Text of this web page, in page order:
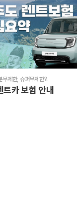
무제한, 슈퍼무제한?!
트카 보험 안내